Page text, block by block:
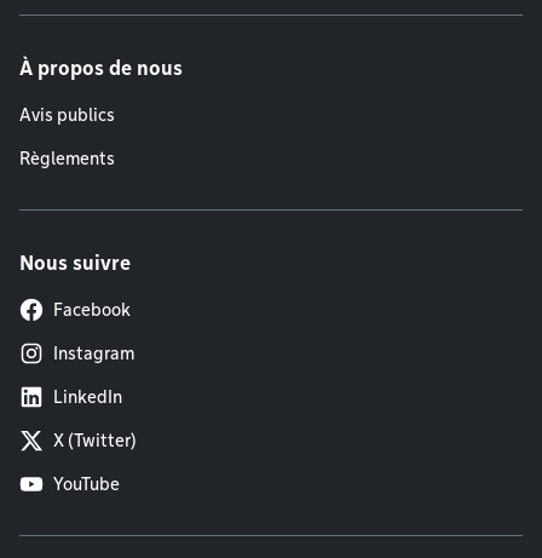
À propos de nous
Avis publics
Règlements
Nous suivre
Facebook
Instagram
LinkedIn
X (Twitter)
YouTube